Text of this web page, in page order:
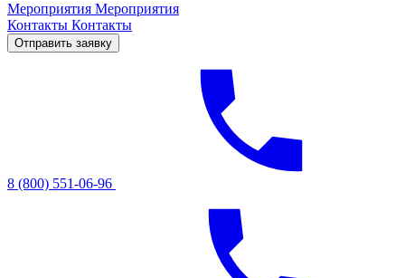
Мероприятия Мероприятия
Контакты Контакты
Отправить заявку
8 (800) 551-06-96